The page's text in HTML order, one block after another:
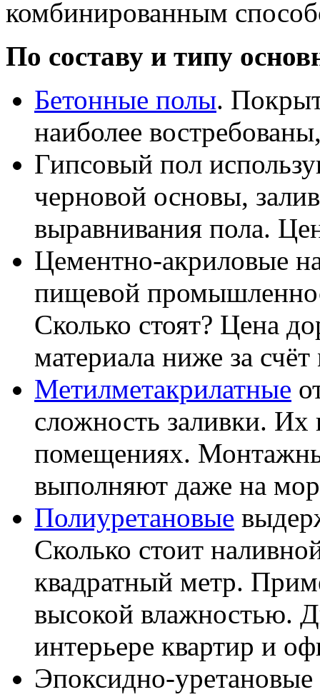
комбинированным
По составу и типу
Бетонные полы.
наиболее
Гипсовый пол
черновой основы,
выравнивания пола.
Цементно-акриловые
пищевой
Сколько стоят? Цена
материала ниже за
Метилметакрилатные
сложность заливки. Их
помещениях.
выполняют даже на
Полиуретановые
Сколько стоит
квадратный метр.
высокой влажностью.
интерьере квартир и
Эпоксидно-